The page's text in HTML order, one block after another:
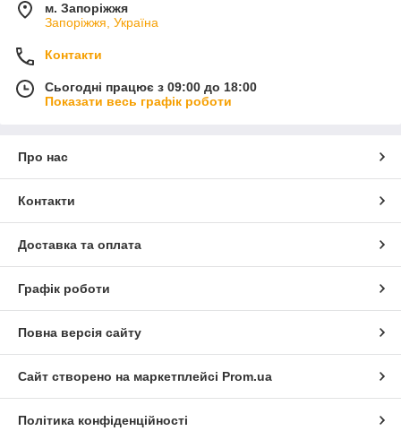
м. Запоріжжя
Запоріжжя, Україна
Контакти
Сьогодні працює з 09:00 до 18:00
Показати весь графік роботи
Про нас
Контакти
Доставка та оплата
Графік роботи
Повна версія сайту
Сайт створено на маркетплейсі Prom.ua
Політика конфіденційності